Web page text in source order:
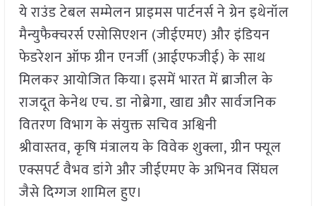
ये राउंड टेबल सम्मेलन प्राइमस पार्टनर्स ने ग्रेन इथेनॉल
मैन्युफैक्चरर्स एसोसिएशन (जीईएमए) और इंडियन
फेडरेशन ऑफ ग्रीन एनर्जी (आईएफजीई) के साथ
मिलकर आयोजित किया। इसमें भारत में ब्राजील के
राजदूत केनेथ एच. डा नोब्रेगा, खाद्य और सार्वजनिक
वितरण विभाग के संयुक्त सचिव अश्विनी
श्रीवास्तव, कृषि मंत्रालय के विवेक शुक्ला, ग्रीन फ्यूल
एक्सपर्ट वैभव डांगे और जीईएमए के अभिनव सिंघल
जैसे दिग्गज शामिल हुए।